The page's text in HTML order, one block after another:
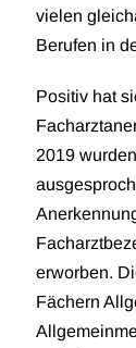
vielen
Berufen in
Positiv hat
2019
erworben.
Fächern